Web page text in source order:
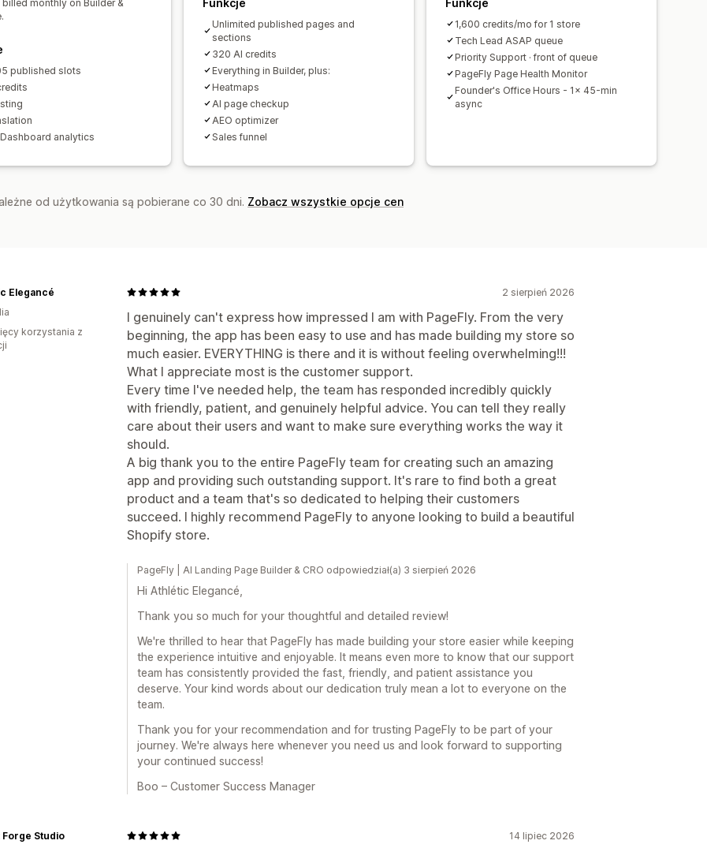
Czcionka niestandardowa
Tłumaczenie
Pozycjonowanie stron Responsywność na urządzeniach mobilnych
Powolne ładowanie Analizy Dzienniki działania
monthly on Builder &
published slots
analytics
Unlimited published pages and
sections
320 AI credits
Everything in Builder, plus:
Heatmaps
AI page checkup
AEO optimizer
Sales funnel
1,600 credits/mo for 1 store
Tech Lead ASAP queue
Priority Support · front of queue
PageFly Page Health Monitor
Founder's Office Hours - 1x 45-min
async
od użytkowania są pobierane co 30 dni. Zobacz wszystkie opcje cen
2 sierpień 2026
I genuinely can't express how impressed I am with PageFly. From the very
beginning, the app has been easy to use and has made building my store so
much easier. EVERYTHING is there and it is without feeling overwhelming!!!
What I appreciate most is the customer support.
Every time I've needed help, the team has responded incredibly quickly
with friendly, patient, and genuinely helpful advice. You can tell they really
care about their users and want to make sure everything works the way it
should.
A big thank you to the entire PageFly team for creating such an amazing
app and providing such outstanding support. It's rare to find both a great
product and a team that's so dedicated to helping their customers
succeed. I highly recommend PageFly to anyone looking to build a beautiful
Shopify store.
Elegancé
korzystania z
PageFly | AI Landing Page Builder & CRO odpowiedział(a) 3 sierpień 2026
Hi Athlétic Elegancé,
Thank you so much for your thoughtful and detailed review!
We're thrilled to hear that PageFly has made building your store easier while keeping
the experience intuitive and enjoyable. It means even more to know that our support
team has consistently provided the fast, friendly, and patient assistance you
deserve. Your kind words about our dedication truly mean a lot to everyone on the
team.
Thank you for your recommendation and for trusting PageFly to be part of your
journey. We're always here whenever you need us and look forward to supporting
your continued success!
Boo – Customer Success Manager
14 lipiec 2026
Forge Studio